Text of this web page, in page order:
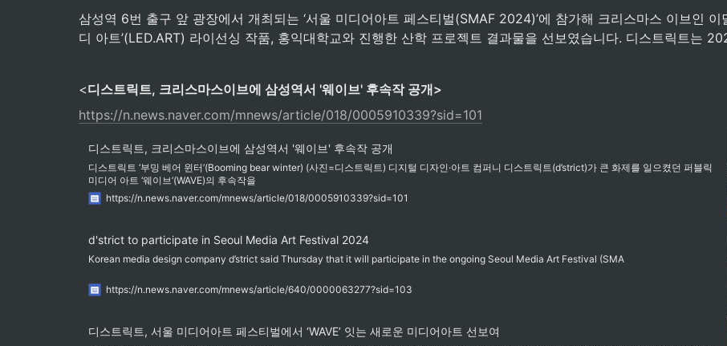
삼성역 6번 출구 앞 광장에서 개최되는 ‘서울 미디어아트 페스티벌(SMAF 2024)’에 참가해 크리스마스 이브인 이
디 아트’(LED.ART) 라이선싱 작품, 홍익대학교와 진행한 산학 프로젝트 결과물을 선보였습니다. 디스트릭트는
<디스트릭트, 크리스마스이브에 삼성역서 '웨이브' 후속작 공개>
https://n.news.naver.com/mnews/article/018/0005910339?sid=101
디스트릭트, 크리스마스이브에 삼성역서 '웨이브' 후속작 공개
디스트릭트 ‘부밍 베어 윈터’(Booming bear winter) (사진=디스트릭트) 디지털 디자인·아트 컴퍼니 디스트릭트(d’strict)가 큰 화제를 일으켰던 퍼블릭
미디어 아트 ‘웨이브’(WAVE)의 후속작을
https://n.news.naver.com/mnews/article/018/0005910339?sid=101
d'strict to participate in Seoul Media Art Festival 2024
Korean media design company d’strict said Thursday that it will participate in the ongoing Seoul Media Art Festival (SMA
https://n.news.naver.com/mnews/article/640/0000063277?sid=103
디스트릭트, 서울 미디어아트 페스티벌에서 ‘WAVE’ 잇는 새로운 미디어아트 선보여